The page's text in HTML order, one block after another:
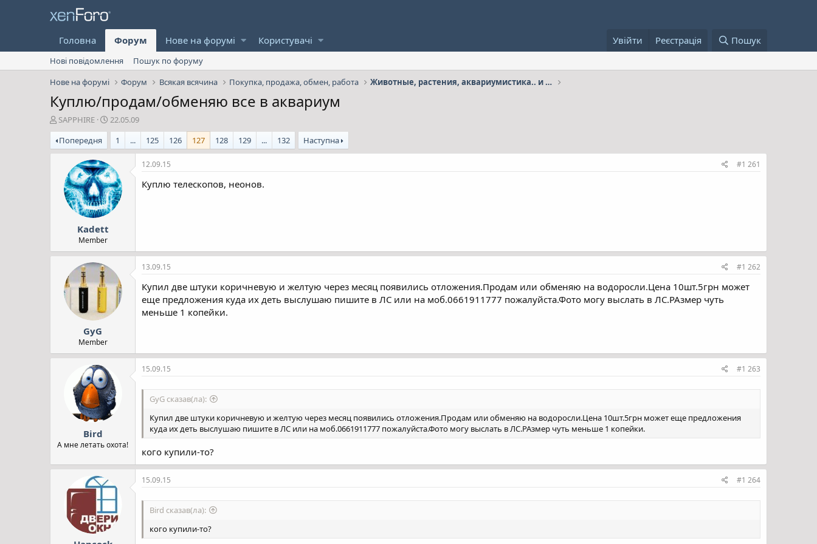
Головна Форум Нове на форумі Користувачі Увійти Реєстрація Пошук
Нові повідомлення
Пошук по форуму
Нове на форумі
Форум Всякая всячина Покупка, продажа, обмен, работа Животные, растения, аквариумистика.. и все для них
Куплю/продам/обменяю все в аквариум
А
в
т
о
SAPPHIRE
Д
а
а
с
т
в
о
р
я
22.05.09
Попередня
1 ... 125 126 127 128 129 ... 132 Наступна
Kadett
Member
12.09.15 #1 261
Куплю телескопов, неонов.
GyG
Member
13.09.15 #1 262
Купил две штуки коричневую и желтую через месяц появились отложения.Продам или обменяю на водоросли.Цена 10шт.5грн может
еще предложения куда их деть выслушаю пишите в ЛС или на моб.0661911777 пожалуйста.Фото могу выслать в ЛС.РАзмер чуть
меньше 1 копейки.
Bird
А мне летать охота!
15.09.15 #1 263
GyG сказав(ла):
Купил две штуки коричневую и желтую через месяц появились отложения.Продам или обменяю на водоросли.Цена 10шт.5грн может еще предложения
куда их деть выслушаю пишите в ЛС или на моб.0661911777 пожалуйста.Фото могу выслать в ЛС.РАзмер чуть меньше 1 копейки.
кого купили-то?
15.09.15 #1 264
Bird сказав(ла):
кого купили-то?